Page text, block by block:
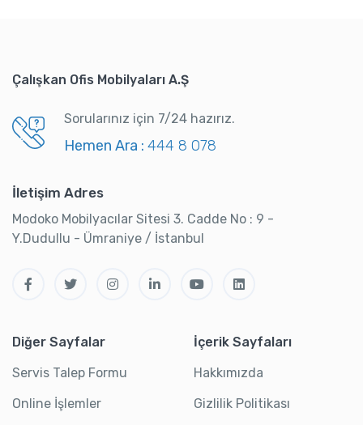
Çalışkan Ofis Mobilyaları A.Ş
Sorularınız için 7/24 hazırız.
Hemen Ara : 444 8 078
İletişim Adres
Modoko Mobilyacılar Sitesi 3. Cadde No : 9 -
Y.Dudullu - Ümraniye / İstanbul
Diğer Sayfalar
Servis Talep Formu
Online İşlemler
İçerik Sayfaları
Hakkımızda
Gizlilik Politikası